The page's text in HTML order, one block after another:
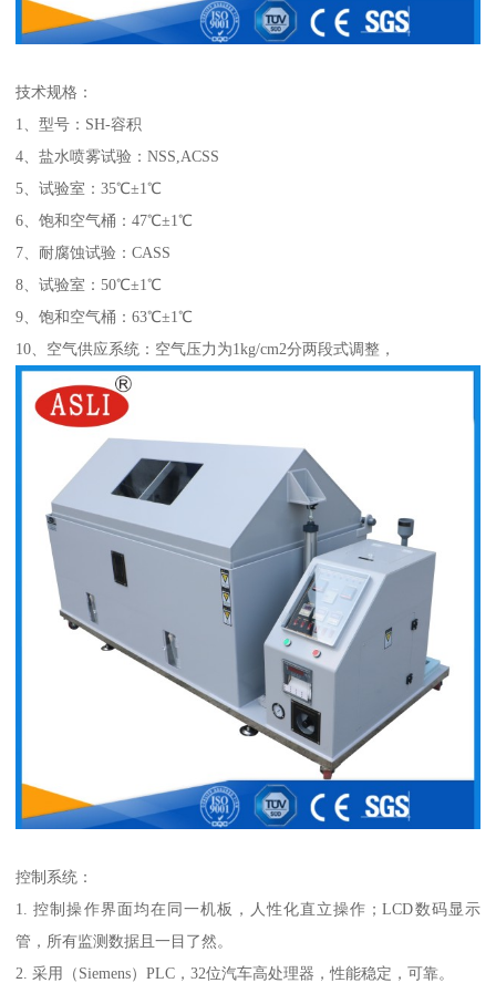
技术规格：
1、型号：SH-容积
4、盐水喷雾试验：NSS,ACSS
5、试验室：35℃±1℃
6、饱和空气桶：47℃±1℃
7、耐腐蚀试验：CASS
8、试验室：50℃±1℃
9、饱和空气桶：63℃±1℃
10、空气供应系统：空气压力为1kg/cm2分两段式调整，
控制系统：
1. 控制操作界面均在同一机板，人性化直立操作；LCD数码显示
管，所有监测数据且一目了然。
2. 采用（Siemens）PLC，32位汽车高处理器，性能稳定，可靠。